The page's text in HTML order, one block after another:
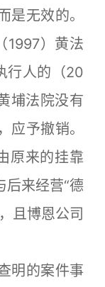
是无效的。
1997）黄法
行人的（20
埔法院没有
应予撤销。
原来的挂靠
后来经营“德
且博恩公司
明的案件事